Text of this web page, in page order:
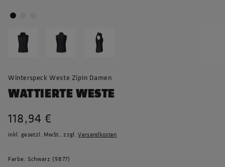
Winterspeck Weste ZipIn Damen
WATTIERTE WESTE
118,94 €
inkl. gesetzl. MwSt., zzgl.Versandkosten
Farbe: Schwarz (9877)